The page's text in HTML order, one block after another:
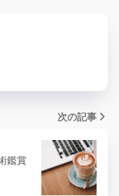
次の記事
鑑賞